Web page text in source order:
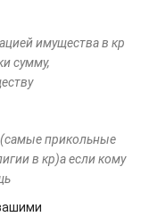
имущества в кр
сумму,
(самые прикольные
в кр)а если кому